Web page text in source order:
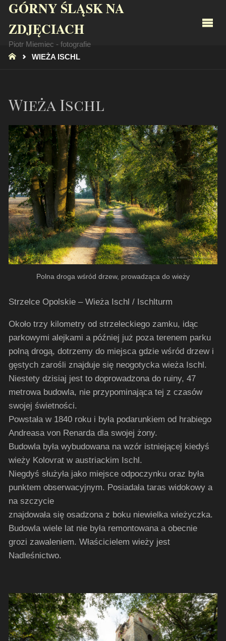
GÓRNY ŚLĄSK NA
ZDJĘCIACH
Piotr Miemiec - fotografie
STRONA
WIEŻA ISCHL
Wieża Ischl
Polna droga wśród drzew, prowadząca do wieży
Strzelce Opolskie – Wieża Ischl / Ischlturm
Około trzy kilometry od strzeleckiego zamku, idąc
parkowymi alejkami a później już poza terenem parku
polną drogą, dotrzemy do miejsca gdzie wśród drzew i
gęstych zarośli znajduje się neogotycka wieża Ischl.
Niestety dzisiaj jest to doprowadzona do ruiny, 47
metrowa budowla, nie przypominająca tej z czasów
swojej świetności.
Powstała w 1840 roku i była podarunkiem od hrabiego
Andreasa von Renarda dla swojej żony.
Budowla była wybudowana na wzór istniejącej kiedyś
wieży Kolovrat w austriackim Ischl.
Niegdyś służyła jako miejsce odpoczynku oraz była
punktem obserwacyjnym. Posiadała taras widokowy a
na szczycie
znajdowała się osadzona z boku niewielka wieżyczka.
Budowla wiele lat nie była remontowana a obecnie
grozi zawaleniem. Właścicielem wieży jest
Nadleśnictwo.